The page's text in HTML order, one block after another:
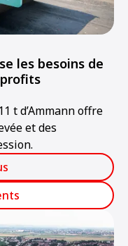
les besoins de
t d’Ammann offre
et des